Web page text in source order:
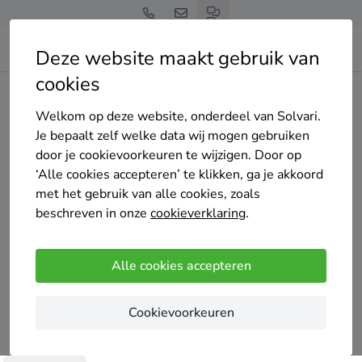
Deze website maakt gebruik van
cookies
Welkom op deze website, onderdeel van Solvari.
Je bepaalt zelf welke data wij mogen gebruiken
door je cookievoorkeuren te wijzigen. Door op
‘Alle cookies accepteren’ te klikken, ga je akkoord
met het gebruik van alle cookies, zoals
beschreven in onze cookieverklaring.
Alle cookies accepteren
Cookievoorkeuren
Home Bedrijven overzicht
Mart Constructies
Polen die samen Mart Constructies hebben